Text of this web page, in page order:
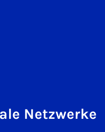
Netzwerke